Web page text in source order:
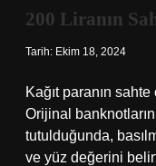
200 Liranın
Tarih: Ekim 18, 2024
Kağıt paranın sahte
Orijinal
tutulduğunda,
ve yüz değerini